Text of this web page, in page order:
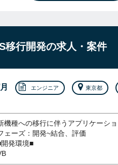
移行開発の求人・案件
エンジニア 東京都
機種への移行に伴うアプリケーシ
ェーズ：開発~結合、評価
発環境■